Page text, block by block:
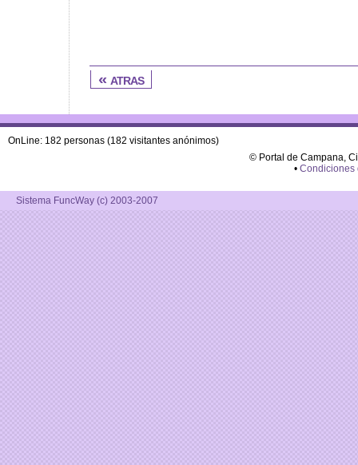
« atras
OnLine: 182 personas (182 visitantes anónimos)
© Portal de Campana,
• Condiciones
Sistema FuncWay (c) 2003-2007